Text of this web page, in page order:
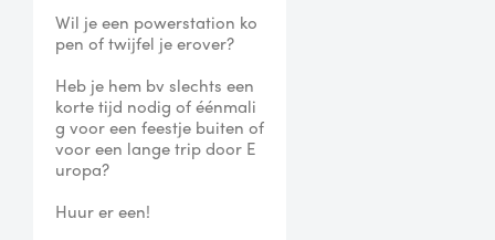
Wil je een powerstation ko
pen of twijfel je erover?
Heb je hem bv slechts een
korte tijd nodig of éénmali
g voor een feestje buiten of
voor een lange trip door E
uropa?
Huur er een!